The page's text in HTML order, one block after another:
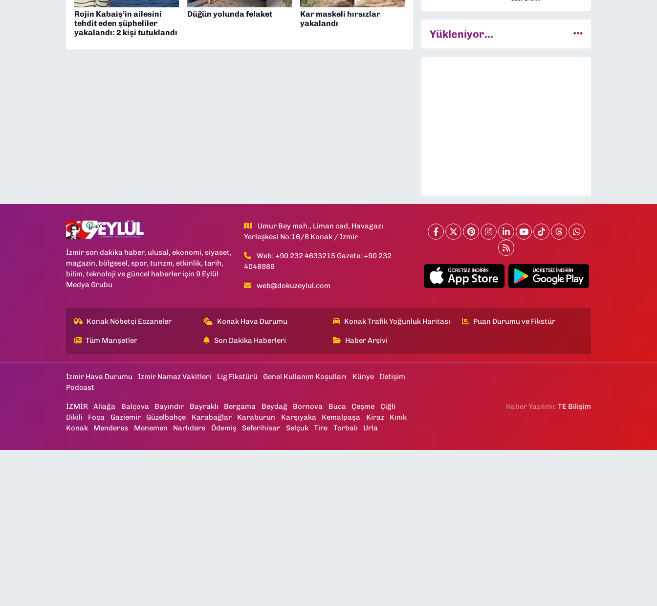
Rojin Kabaiş’in ailesini
tehdit eden şüpheliler
yakalandı: 2 kişi tutuklandı
Düğün yolunda felaket
Kar maskeli hırsızlar
yakalandı
Yükleniyor...
İzmir son dakika haber, ulusal, ekonomi, siyaset,
magazin, bölgesel, spor, turizm, etkinlik, tarih,
bilim, teknoloji ve güncel haberler için 9 Eylül
Medya Grubu
Umur Bey mah., Liman cad, Havagazı
Yerleşkesi No:16/6 Konak / İzmir
Web: +90 232 4633215 Gazete: +90 232
4048989
web@dokuzeylul.com
Konak Nöbetçi Eczaneler Konak Hava Durumu Konak Trafik Yoğunluk Haritası Puan Durumu ve Fikstür
Tüm Manşetler Son Dakika Haberleri Haber Arşivi
İzmir Hava Durumu İzmir Namaz Vakitleri Lig Fikstürü Genel Kullanım Koşulları Künye
İletişim
Podcast
İZMİR Aliağa Balçova Bayındır Bayraklı Bergama Beydağ Bornova Buca Çeşme
Çiğli
Dikili
Foça Gaziemir Güzelbahçe Karabağlar Karaburun Karşıyaka Kemalpaşa Kiraz
Kınık
Konak
Menderes Menemen Narlıdere Ödemiş Seferihisar Selçuk Tire Torbalı Urla
Haber Yazılımı:TE Bilişim